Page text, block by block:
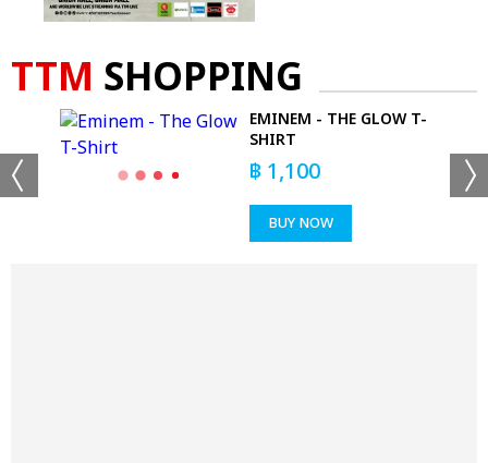
TTM SHOPPING
EMINEM - THE GLOW T-
SHIRT
฿ 1,100
BUY NOW